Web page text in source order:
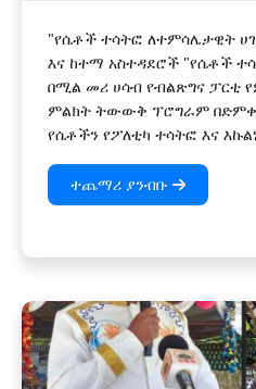
"የሴቶች ተሳትፎ ለተምሳሌታዊት
እና ከተማ አስተዳደሮች "የሴቶች
በሚል መሪ ሀሳብ የብልጽግና ፓርቲ
ምልክት ትውውቅ ፕሮግራም
የሴቶችን የፖለቲካ ተሳትፎ እና
ተጨማሪ ያንብቡ